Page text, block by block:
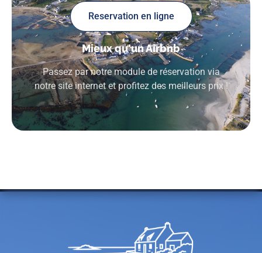
Reservation en ligne
Mieux qu'un Airbnb
Passez par notre module de réservation via
notre site internet et profitez des meilleurs prix !